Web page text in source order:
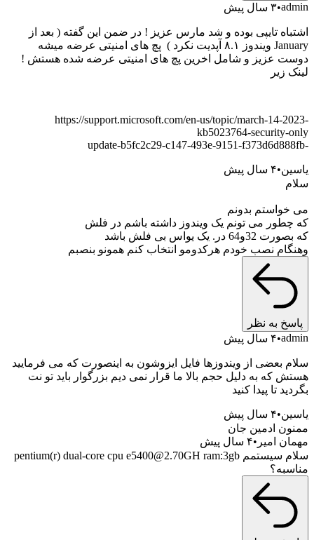
۳ سال پیش
تایپی بوده و شد مارس عزیز ! در ضمن این گفته ( بعد از
January ویندوز ۸.۱ آپدیت نکرد ) پچ های امنیتی عرضه میشه
عزیز و شامل اخرین پچ های امنیتی عرضه شده هستش !
زیر
https://support.microsoft.com/en-us/topic/march-14-
kb5023764-
۴ سال پیش
بدونم
می تونم یک ویندوز داشته باشم در فلش
یک یواس بی فلش باشد
نصب خودم هرکدومو انتخاب کنم همونو بنصبم
به نظر
۴ سال پیش
بعضی از ویندوزها فایل ایزوشون به اینصورت که می فرمایید
که به دلیل حجم بالا ما قرار نمی دیم بزرگوار باید تو نت
تا پیدا کنید
۴ سال پیش
ادمین جان
امیر
۴ سال پیش
سلام سیستمم pentium(r) dual-core cpu e5400@2.70GH ram:3gb